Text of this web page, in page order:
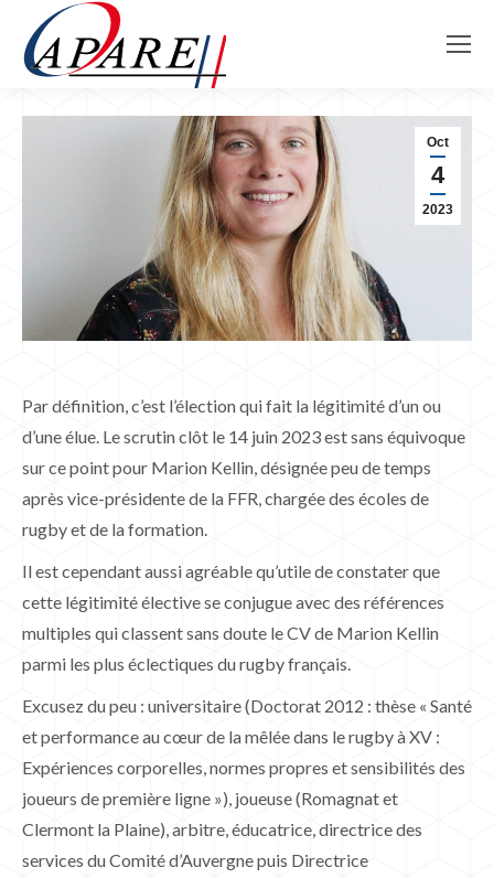
Oct
4
2023
Par définition, c’est l’élection qui fait la légitimité d’un ou
d’une élue. Le scrutin clôt le 14 juin 2023 est sans équivoque
sur ce point pour Marion Kellin, désignée peu de temps
après vice-présidente de la FFR, chargée des écoles de
rugby et de la formation.
Il est cependant aussi agréable qu’utile de constater que
cette légitimité élective se conjugue avec des références
multiples qui classent sans doute le CV de Marion Kellin
parmi les plus éclectiques du rugby français.
Excusez du peu : universitaire (Doctorat 2012 : thèse « Santé
et performance au cœur de la mêlée dans le rugby à XV :
Expériences corporelles, normes propres et sensibilités des
joueurs de première ligne »), joueuse (Romagnat et
Clermont la Plaine), arbitre, éducatrice, directrice des
services du Comité d’Auvergne puis Directrice